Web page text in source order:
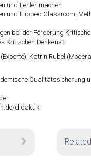
und Fehler machen
und Flipped Classroom,
bei der Förderung
Kritischen Denkens?
Katrin Rubel
Qualitätssicherung
didaktik